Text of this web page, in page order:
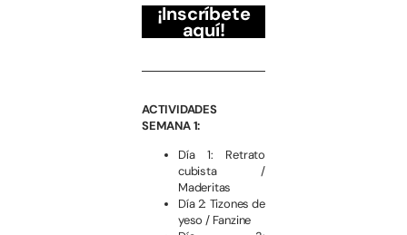
¡Inscríbete
aquí!
ACTIVIDADES
SEMANA 1:
Día 1: Retrato
cubista /
Maderitas
Día 2: Tizones de
yeso / Fanzine